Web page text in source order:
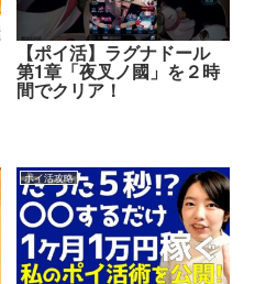
【ポイ活】ラグナドール
第1章「夜叉ノ國」を２時
間でクリア！
ポイ活攻略